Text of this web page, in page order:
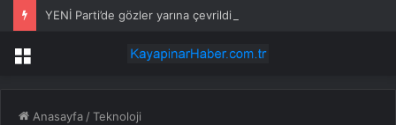
Menü
Anasayfa /Teknoloji